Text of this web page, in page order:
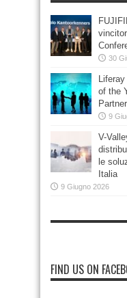
30
of the
9
V-
le
Italia
9 Giugno 2026
FIND US ON